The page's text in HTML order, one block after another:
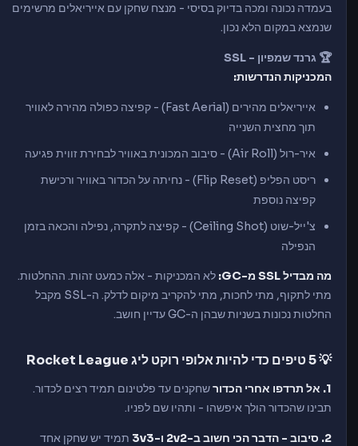
בעמדה נכונה ומכה בדיוק בסיסי - מנצח שחקן עם אייריאלים מרשימים
שנמצא במקום הלא נכון.
🏆 גרנד שמפיון - SSL
המכניקות הנדרשות:
אייריאלים מהירים (Fast Aerial) - קפיצה כפולה מהירה לאוויר
תוך מחצית השנייה
איר-רול (Air Roll) - סיבוב המכונית באוויר לבחירת זווית פגיעה
ריסט הפליפ (Flip Reset) - נחיתה על הכדור באוויר ורכישת
קפיצה נוספת
צ'ייל-שוט (Ceiling Shot) - קפיצה לתקרה, נפילה והכאה בזמן
הנפילה
מה מבדיל SSL מ-GC:
לא המכניקות - אלה כמעט זהות. ההחלטות.
מתי לתקוף, מתי לחכות, מתי להקריב מיקום לדלק. ה-SSL מקבל
החלטות נכונות בשניות שבהן ה-GC עדיין חושב.
💡 5 טיפים כדי להיות אלופי רוקט ליג Rocket League
1. אל תרדפו אחרי הכדור
שחקנים עד פלטינום תמיד רצים לכדור.
תבינו שהכדור הולך איפשהו - ותהיו שם לפניו.
2. סיבוב - הדבר הכי חשוב ב-2v2 ו-3v3 תמיד יש שחקן אחד